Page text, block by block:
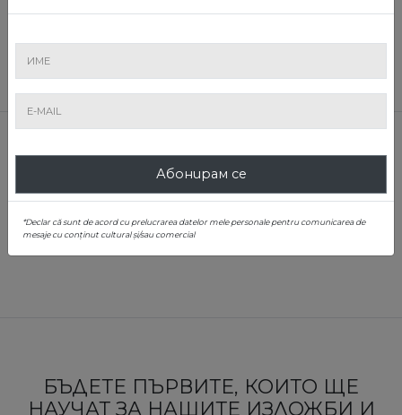
Местоположение:Hotel Sheraton, Zagreb
РЕЗУЛТАТИ
1
БЪДЕТЕ ПЪРВИТЕ, КОИТО ЩЕ
НАУЧАТ ЗА НАШИТЕ ИЗЛОЖБИ И
Абонирам се
*Declar că sunt de acord cu prelucrarea datelor mele personale pentru comunicarea de
mesaje cu conținut cultural și/sau comercial